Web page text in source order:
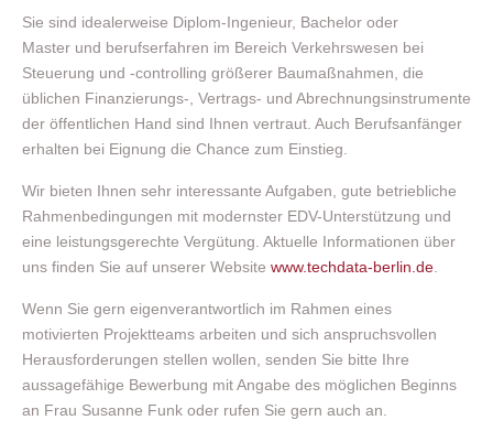
Sie sind idealerweise Diplom-Ingenieur, Bachelor oder
Master und berufserfahren im Bereich Verkehrswesen bei
Steuerung und -controlling größerer Baumaßnahmen, die
üblichen Finanzierungs-, Vertrags- und Abrechnungsinstrumente
der öffentlichen Hand sind Ihnen vertraut. Auch Berufsanfänger
erhalten bei Eignung die Chance zum Einstieg.
Wir bieten Ihnen sehr interessante Aufgaben, gute betriebliche
Rahmenbedingungen mit modernster EDV-Unterstützung und
eine leistungsgerechte Vergütung. Aktuelle Informationen über
uns finden Sie auf unserer Website www.techdata-berlin.de
Wenn Sie gern eigenverantwortlich im Rahmen eines
motivierten Projektteams arbeiten und sich anspruchsvollen
Herausforderungen stellen wollen, senden Sie bitte Ihre
aussagefähige Bewerbung mit Angabe des möglichen Beginns
an Frau Susanne Funk oder rufen Sie gern auch an.